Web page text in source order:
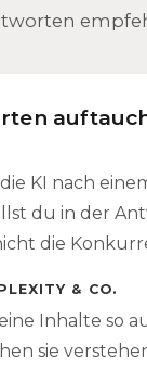
KI nach
du in der
die
& CO.
Inhalte so
sie